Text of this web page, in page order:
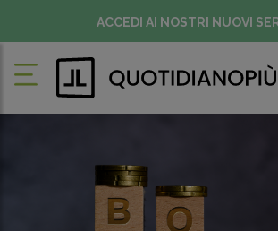
ACCEDI AI NOSTRI NUOVI